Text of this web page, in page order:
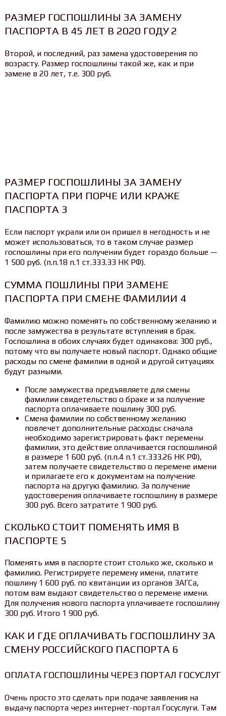
РАЗМЕР ГОСПОШЛИНЫ ЗА ЗАМЕНУ
ПАСПОРТА В 45 ЛЕТ В 2020 ГОДУ 2
Второй, и последний, раз замена удостоверения по
возрасту. Размер госпошлины такой же, как и при
замене в 20 лет, т.е. 300 руб.
РАЗМЕР ГОСПОШЛИНЫ ЗА ЗАМЕНУ
ПАСПОРТА ПРИ ПОРЧЕ ИЛИ КРАЖЕ
ПАСПОРТА 3
Если паспорт украли или он пришел в негодность и не
может использоваться, то в таком случае размер
госпошлины при его получении будет гораздо больше —
1 500 руб. (п.п.18 п.1 ст.333.33 НК РФ).
СУММА ПОШЛИНЫ ПРИ ЗАМЕНЕ
ПАСПОРТА ПРИ СМЕНЕ ФАМИЛИИ 4
Фамилию можно поменять по собственному желанию и
после замужества в результате вступления в брак.
Госпошлина в обоих случаях будет одинакова: 300 руб.,
потому что вы получаете новый паспорт. Однако общие
расходы по смене фамилии в одной и другой ситуациях
будут разными.
После замужества предъявляете для смены
фамилии свидетельство о браке и за получение
паспорта оплачиваете пошлину 300 руб.
Смена фамилии по собственному желанию
повлечет дополнительные расходы: сначала
необходимо зарегистрировать факт перемены
фамилии, это действие оплачивается госпошлиной
в размере 1 600 руб. (п.п.4 п.1 ст.333.26 НК РФ),
затем получаете свидетельство о перемене имени
и прилагаете его к документам на получение
паспорта на другую фамилию. За получение
удостоверения оплачиваете госпошлину в размере
300 руб. Всего затратите 1 900 руб.
СКОЛЬКО СТОИТ ПОМЕНЯТЬ ИМЯ В
ПАСПОРТЕ 5
Поменять имя в паспорте стоит столько же, сколько и
фамилию. Регистрируете перемену имени, платите
пошлину 1 600 руб. по квитанции из органов ЗАГСа,
потом вам выдают свидетельство о перемене имени.
Для получения нового паспорта уплачиваете госпошлину
300 руб. Итого 1 900 руб.
КАК И ГДЕ ОПЛАЧИВАТЬ ГОСПОШЛИНУ ЗА
СМЕНУ РОССИЙСКОГО ПАСПОРТА 6
ОПЛАТА ГОСПОШЛИНЫ ЧЕРЕЗ ПОРТАЛ ГОСУСЛУГ
Очень просто это сделать при подаче заявления на
выдачу паспорта через интернет-портал Госуслуги. Там